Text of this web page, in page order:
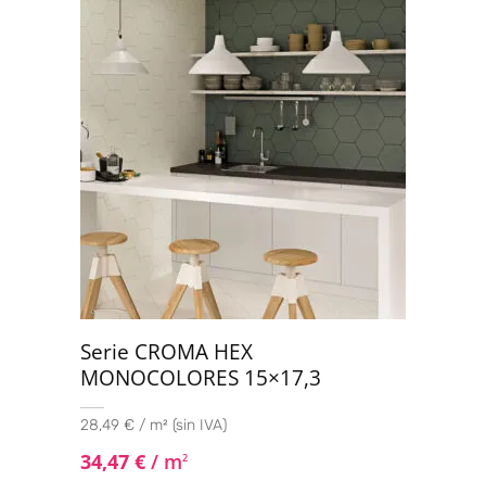
Serie CROMA HEX
MONOCOLORES 15×17,3
28,49 € / m² (sin IVA)
34,47 € / m2